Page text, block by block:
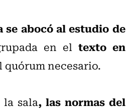
se abocó al estudio de
en el texto en
quórum necesario.
sala, las normas del